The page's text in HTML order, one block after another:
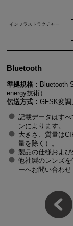
インフラストラクチャー
Bluetooth
準拠規格： Bluetooth
energy技術）
伝送方式： GFSK変調
記載データはす
ンによります。
大きさ、質量は
量を除く）。
製品の仕様および
他社製のレンズ
ーへお問い合わせ